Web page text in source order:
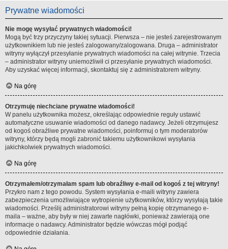
Prywatne wiadomości
Nie mogę wysyłać prywatnych wiadomości!
Mogą być trzy przyczyny takiej sytuacji. Pierwsza – nie jesteś zarejestrowanym
użytkownikiem lub nie jesteś zalogowany/zalogowana. Druga – administrator
witryny wyłączył przesyłanie prywatnych wiadomości na całej witrynie. Trzecia
– administrator witryny uniemożliwił ci przesyłanie prywatnych wiadomości.
Aby uzyskać więcej informacji, skontaktuj się z administratorem witryny.
Na górę
Otrzymuję niechciane prywatne wiadomości!
W panelu użytkownika możesz, określając odpowiednie reguły ustawić
automatyczne usuwanie wiadomości od danego nadawcy. Jeżeli otrzymujesz
od kogoś obraźliwe prywatne wiadomości, poinformuj o tym moderatorów
witryny, którzy będą mogli zabronić takiemu użytkownikowi wysyłania
jakichkolwiek prywatnych wiadomości.
Na górę
Otrzymałem/otrzymałam spam lub obraźliwy e-mail od kogoś z tej witryny!
Przykro nam z tego powodu. System wysyłania e-maili witryny zawiera
zabezpieczenia umożliwiające wytropienie użytkowników, którzy wysyłają takie
wiadomości. Prześlij administratorowi witryny pełną kopię otrzymanego e-
maila – ważne, aby były w niej zawarte nagłówki, ponieważ zawierają one
informacje o nadawcy. Administrator będzie wówczas mógł podjąć
odpowiednie działania.